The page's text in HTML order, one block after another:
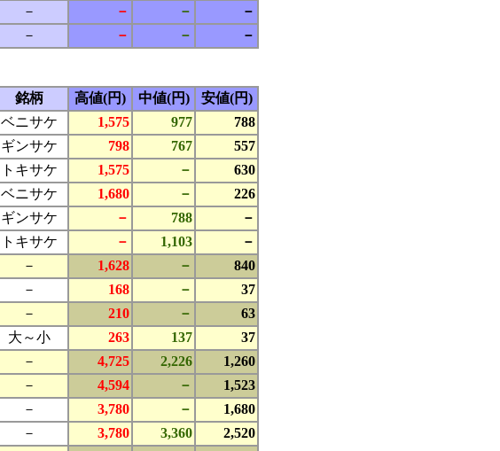
－ － －
－
－ － － －
銘柄 高値(円) 中値(円) 安値(円)
ベニサケ 1,575 977
788
ギンサケ 798 767
557
トキサケ 1,575 － 630
ベニサケ 1,680 －
226
ギンサケ － 788
－
トキサケ － 1,103
－
－ 1,628 －
840
－ 168 －
37
－ 210 －
63
大～小 263 137 37
－ 4,725 2,226
1,260
－ 4,594 － 1,523
－ 3,780 －
1,680
－ 3,780 3,360
2,520